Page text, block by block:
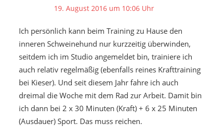
19. August 2016 um 10:06 Uhr
Ich persönlich kann beim Training zu Hause den
inneren Schweinehund nur kurzzeitig überwinden,
seitdem ich im Studio angemeldet bin, trainiere ich
auch relativ regelmäßig (ebenfalls reines Krafttraining
bei Kieser). Und seit diesem Jahr fahre ich auch
dreimal die Woche mit dem Rad zur Arbeit. Damit bin
ich dann bei 2 x 30 Minuten (Kraft) + 6 x 25 Minuten
(Ausdauer) Sport. Das muss reichen.